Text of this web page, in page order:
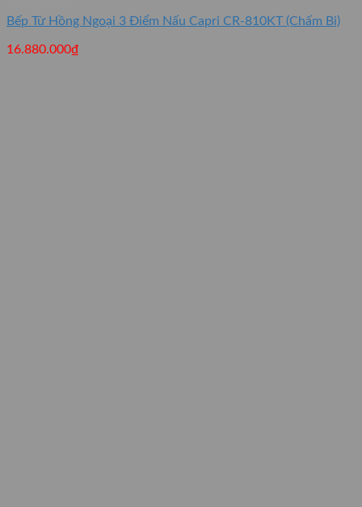
Bếp Từ Hồng Ngoại 3 Điểm Nấu Capri CR-810KT (Chấm Bi)
16.880.000₫